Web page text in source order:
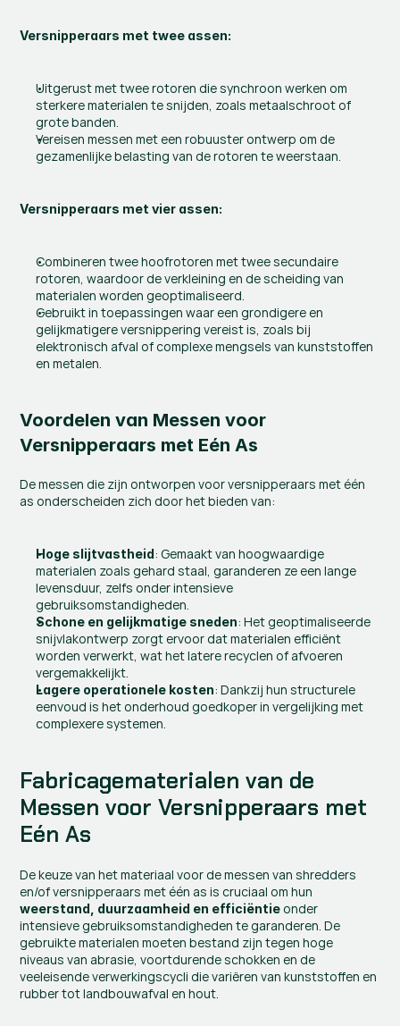
Versnipperaars met twee assen:
Uitgerust met twee rotoren die synchroon werken om
sterkere materialen te snijden, zoals metaalschroot of
grote banden.
Vereisen messen met een robuuster ontwerp om de
gezamenlijke belasting van de rotoren te weerstaan.
Versnipperaars met vier assen:
Combineren twee hoofrotoren met twee secundaire
rotoren, waardoor de verkleining en de scheiding van
materialen worden geoptimaliseerd.
Gebruikt in toepassingen waar een grondigere en
gelijkmatigere versnippering vereist is, zoals bij
elektronisch afval of complexe mengsels van kunststoffen
en metalen.
Voordelen van Messen voor
Versnipperaars met Eén As
De messen die zijn ontworpen voor versnipperaars met één
as onderscheiden zich door het bieden van:
Hoge slijtvastheid: Gemaakt van hoogwaardige
materialen zoals gehard staal, garanderen ze een lange
levensduur, zelfs onder intensieve
gebruiksomstandigheden.
Schone en gelijkmatige sneden: Het geoptimaliseerde
snijvlakontwerp zorgt ervoor dat materialen efficiënt
worden verwerkt, wat het latere recyclen of afvoeren
vergemakkelijkt.
Lagere operationele kosten: Dankzij hun structurele
eenvoud is het onderhoud goedkoper in vergelijking met
complexere systemen.
Fabricagematerialen van de
Messen voor Versnipperaars met
Eén As
De keuze van het materiaal voor de messen van shredders
weerstand, duurzaamheid en efficiëntie onder
intensieve gebruiksomstandigheden te garanderen. De
gebruikte materialen moeten bestand zijn tegen hoge
niveaus van abrasie, voortdurende schokken en de
veeleisende verwerkingscycli die variëren van kunststoffen en
rubber tot landbouwafval en hout.